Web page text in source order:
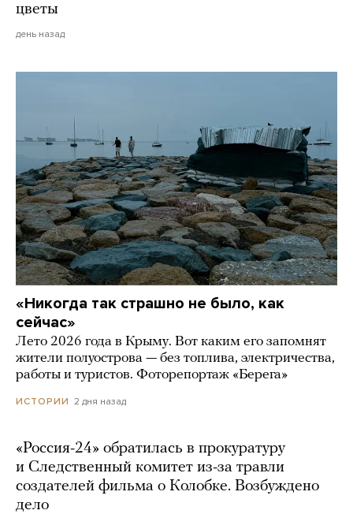
цветы
день назад
«Никогда так страшно не было, как
сейчас»
Лето 2026 года в Крыму. Вот каким его запомнят
жители полуострова — без топлива, электричества,
работы и туристов. Фоторепортаж «Берега»
ИСТОРИИ 2 дня назад
«Россия-24» обратилась в прокуратуру
и Следственный комитет из-за травли
создателей фильма о Колобке. Возбуждено
дело